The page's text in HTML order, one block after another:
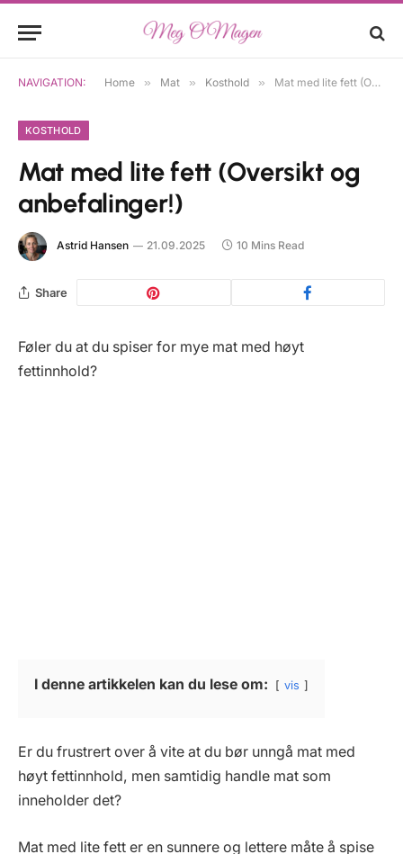
NAVIGATION: Home » Mat » Kosthold » Mat med lite fett (Oversikt og anbefalinger!)
KOSTHOLD
Mat med lite fett (Oversikt og
anbefalinger!)
Astrid Hansen 21.09.2025 10 Mins Read
Share
Føler du at du spiser for mye mat med høyt
fettinnhold?
I denne artikkelen kan du lese om: vis
Er du frustrert over å vite at du bør unngå mat med
høyt fettinnhold, men samtidig handle mat som
inneholder det?
Mat med lite fett er en sunnere og lettere måte å spise